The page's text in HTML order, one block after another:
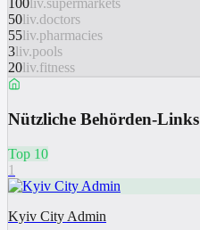
50liv.doctors
55liv.pharmacies
3liv.pools
20liv.fitness
Nützliche Behörden-Links
Top 10
1
Kyiv City Admin